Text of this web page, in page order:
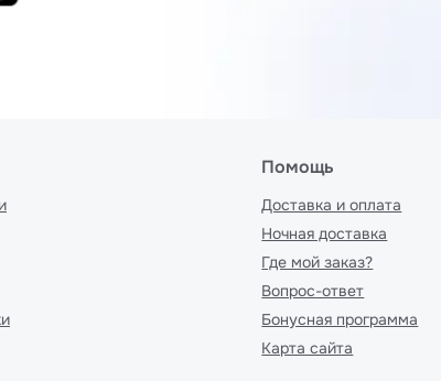
Помощь
Доставка и оплата
Ночная доставка
Где мой заказ?
Вопрос-ответ
Бонусная программа
Карта сайта